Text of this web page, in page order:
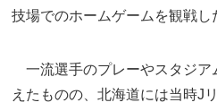
技場でのホームゲームを観戦し
一流選手のプレーやスタジア
えたものの、北海道には当時J